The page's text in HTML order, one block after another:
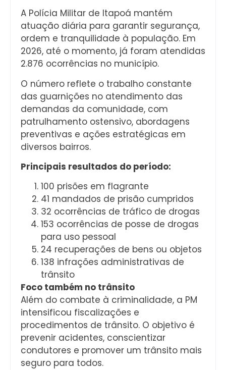
A Polícia Militar de Itapoá mantém
atuação diária para garantir segurança,
ordem e tranquilidade à população. Em
2026, até o momento, já foram atendidas
2.876 ocorrências no município.
O número reflete o trabalho constante
das guarnições no atendimento das
demandas da comunidade, com
patrulhamento ostensivo, abordagens
preventivas e ações estratégicas em
diversos bairros.
Principais resultados do período:
100 prisões em flagrante
41 mandados de prisão cumpridos
32 ocorrências de tráfico de drogas
153 ocorrências de posse de drogas
para uso pessoal
24 recuperações de bens ou objetos
138 infrações administrativas de
trânsito
Foco também no trânsito
Além do combate à criminalidade, a PM
intensificou fiscalizações e
procedimentos de trânsito. O objetivo é
prevenir acidentes, conscientizar
condutores e promover um trânsito mais
seguro para todos.